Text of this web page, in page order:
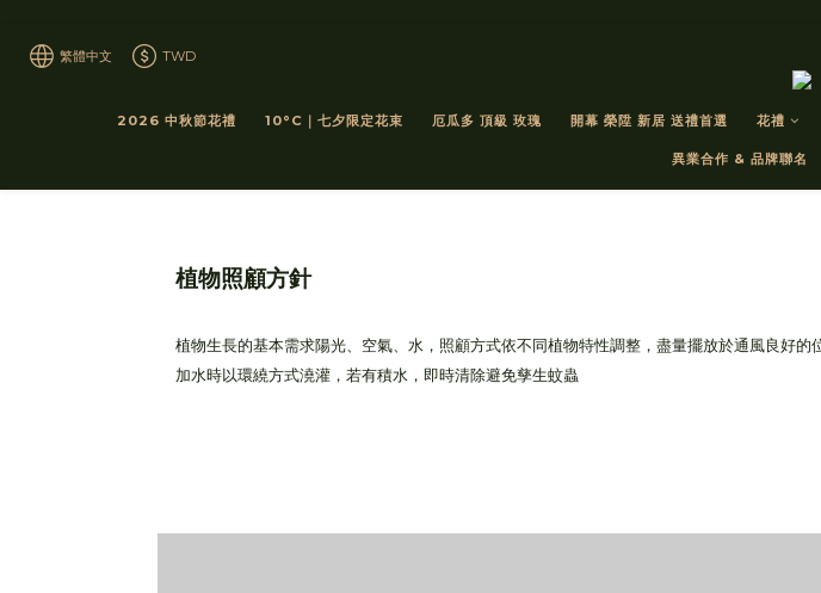
繁體中文 TWD
2026 中秋節花禮 10°C｜七夕限定花束 厄瓜多 頂級 玫瑰 開幕 榮陞 新居 送禮首選 花禮
異業合作 & 品牌聯名
植物照顧方針
植物生長的基本需求陽光、空氣、水，照顧方式依不同植物特性調整，盡量擺放於通風良好的
加水時以環繞方式澆灌，若有積水，即時清除避免孳生蚊蟲